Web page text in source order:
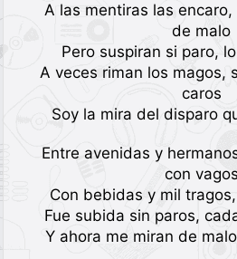
A las mentiras las
de malo
Pero suspiran si paro,
A veces riman los magos,
caros
Soy la mira del disparo
Entre avenidas y
con vagos
Con bebidas y mil
Fue subida sin paros,
Y ahora me miran de